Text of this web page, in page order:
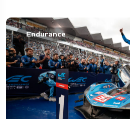
Endurance